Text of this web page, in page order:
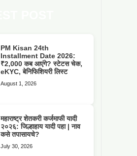
PM Kisan 24th
Installment Date 2026:
₹2,000 कब आएंगे? स्टेटस चेक,
eKYC, बेनिफिशियरी लिस्ट
August 1, 2026
महाराष्ट्र शेतकरी कर्जमाफी यादी
२०२६: जिल्हाहाय यादी पहा | नाव
कसे तपासायचे?
July 30, 2026